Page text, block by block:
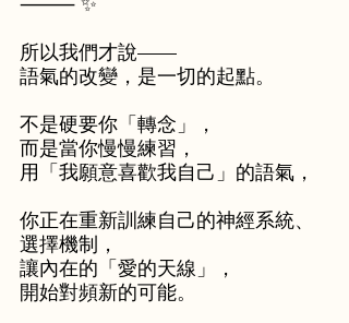
所以我們才說——
語氣的改變，是一切的起點。
不是硬要你「轉念」，
而是當你慢慢練習，
用「我願意喜歡我自己」的語氣，
你正在重新訓練自己的神經系統、
選擇機制，
讓內在的「愛的天線」，
開始對頻新的可能。